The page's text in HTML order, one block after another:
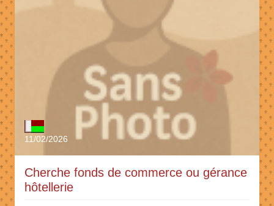
11/02/2026
Cherche fonds de commerce ou gérance
hôtellerie